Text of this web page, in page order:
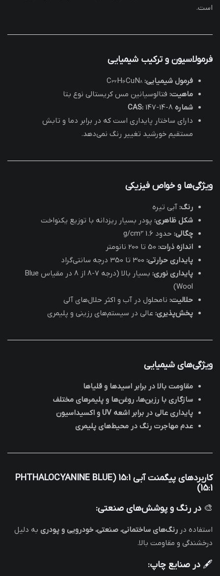
است.
فرمولاسیون و ترکیب شیمیایی
فرمول شیمیایی:
ماهیت: فتالوسیانین مس کریستالی نوع بتا
شماره CAS: 147-14-8
دارای ساختار پایداری است که در برابر دما و تابش
مستقیم خورشید تغییر رنگ نمی‌دهد.
ویژگی‌ها و خواص فیزیکی
رنگ: آبی تیره
شکل ظاهری: پودر بسیار ریزدانه با توزیع یکنواخت
چگالی: حدود 1.6 g/cm³
اندازه ذرات:
پایداری حرارتی:
پایداری نوری:
بسیار بالا (درجه 7-8 از 8 در مقیاس Blue
Wool)
حلالیت: نامحلول در آب و اکثر حلال‌های آلی
پخش‌پذیری: عالی در سیستم‌های رزینی و پلیمری
ویژگی‌های شیمیایی
مقاومت بالا در برابر اسیدها و قلیاها
سازگاری با رزین‌ها، روغن‌ها و پلیمرهای مختلف
پایداری عالی در برابر اشعه UV و اکسیداسیون
عدم مهاجرت رنگ در محیط‌های پلیمری
کاربردهای پیگمنت آبی 15:1 (PHTHALOCYANINE BLUE
15:1)
🎨 در رنگ و پوشش‌های صنعتی:
استفاده در رنگ‌های ساختمانی، صنعتی، خودرویی و پودری به دلیل
درخشندگی و مقاومت بالا.
🖋 در صنایع چاپ: